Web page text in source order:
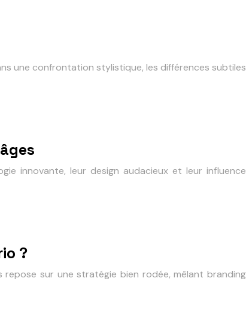
une confrontation stylistique, les différences subtiles
innovante, leur design audacieux et leur influence
?
repose sur une stratégie bien rodée, mêlant branding